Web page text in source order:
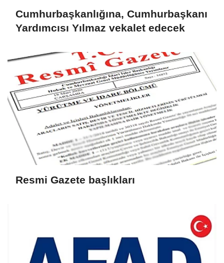
Cumhurbaşkanlığına, Cumhurbaşkanı
Yardımcısı Yılmaz vekalet edecek
Resmi Gazete başlıkları